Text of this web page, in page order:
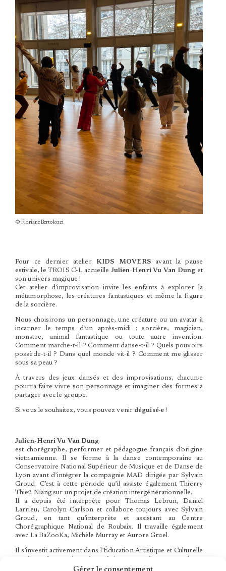
Gérer le consentement
© Floriane Bertolozzi
Pour ce dernier atelierKIDS MOVERS avant la pause
estivale, le TROIS C-L accueille Julien-Henri Vu Van Dung et
son univers magique !
Cet atelier d’improvisation invite les enfants à explorer la
métamorphose, les créatures fantastiques et même la figure
de la sorcière.
Nous choisirons un personnage, une créature ou un avatar à
incarner le temps d’un après-midi : sorcière, magicien,
monstre, animal fantastique ou toute autre invention.
Comment marche-t-il ? Comment danse-t-il ? Quels pouvoirs
possède-t-il ? Dans quel monde vit-il ? Comment me glisser
sous sa peau ?
À travers des jeux dansés et des improvisations, chacun·e
pourra faire vivre son personnage et imaginer des formes à
partager avec le groupe.
Si vous le souhaitez, vous pouvez venirdéguisé·e!
Julien-Henri Vu Van Dung
est chorégraphe, performer et pédagogue français d’origine
vietnamienne. Il se forme à la danse contemporaine au
Conservatoire National Supérieur de Musique et de Danse de
Lyon avant d’intégrer la compagnie MAD dirigée par Sylvain
Groud. C’est à cette période qu’il assiste également Thierry
Thieû Niang sur un projet de création intergénérationnelle.
Il a depuis été interprète pour Thomas Lebrun, Daniel
Larrieu, Carolyn Carlson et collabore toujours avec Sylvain
Groud, en tant qu’interprète et assistant au Centre
Chorégraphique National de Roubaix. Il travaille également
avec La BaZooKa, Michèle Murray et Aurore Gruel.
Il s’investit activement dans l’Éducation Artistique et Culturelle
développant des outils de médiation, de transmission et